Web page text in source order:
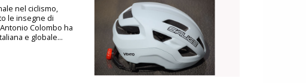
nel ciclismo,
le insegne di
Colombo ha
e globale...